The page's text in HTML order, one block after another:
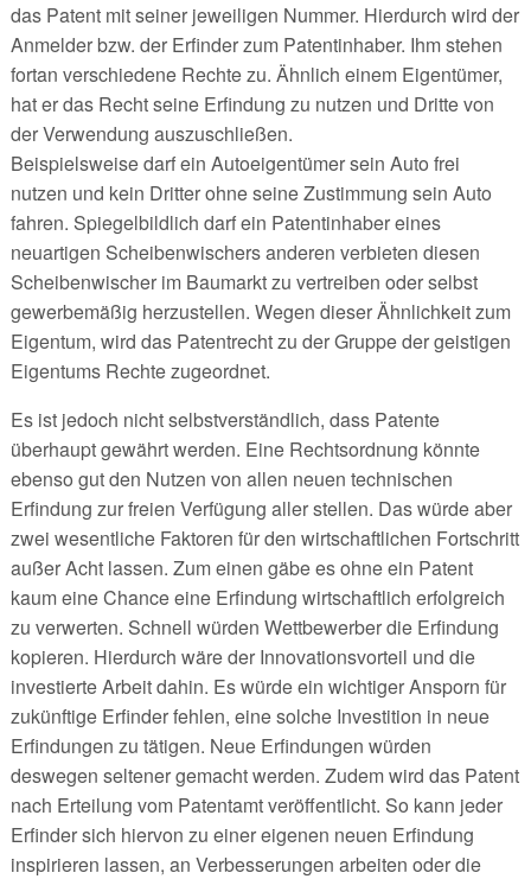
das Patent mit seiner jeweiligen Nummer. Hierdurch wird der
Anmelder bzw. der Erfinder zum Patentinhaber. Ihm stehen
fortan verschiedene Rechte zu. Ähnlich einem Eigentümer,
hat er das Recht seine Erfindung zu nutzen und Dritte von
der Verwendung auszuschließen.
Beispielsweise darf ein Autoeigentümer sein Auto frei
nutzen und kein Dritter ohne seine Zustimmung sein Auto
fahren. Spiegelbildlich darf ein Patentinhaber eines
neuartigen Scheibenwischers anderen verbieten diesen
Scheibenwischer im Baumarkt zu vertreiben oder selbst
gewerbemäßig herzustellen. Wegen dieser Ähnlichkeit zum
Eigentum, wird das Patentrecht zu der Gruppe der geistigen
Eigentums Rechte zugeordnet.
Es ist jedoch nicht selbstverständlich, dass Patente
überhaupt gewährt werden. Eine Rechtsordnung könnte
ebenso gut den Nutzen von allen neuen technischen
Erfindung zur freien Verfügung aller stellen. Das würde aber
zwei wesentliche Faktoren für den wirtschaftlichen Fortschritt
außer Acht lassen. Zum einen gäbe es ohne ein Patent
kaum eine Chance eine Erfindung wirtschaftlich erfolgreich
zu verwerten. Schnell würden Wettbewerber die Erfindung
kopieren. Hierdurch wäre der Innovationsvorteil und die
investierte Arbeit dahin. Es würde ein wichtiger Ansporn für
zukünftige Erfinder fehlen, eine solche Investition in neue
Erfindungen zu tätigen. Neue Erfindungen würden
deswegen seltener gemacht werden. Zudem wird das Patent
nach Erteilung vom Patentamt veröffentlicht. So kann jeder
Erfinder sich hiervon zu einer eigenen neuen Erfindung
inspirieren lassen, an Verbesserungen arbeiten oder die